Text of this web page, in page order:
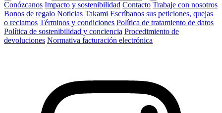
Conózcanos Impacto y sostenibilidad Contacto Trabaje con nosotros
Bonos de regalo Noticias Takami Escríbanos sus peticiones, quejas
o reclamos Términos y condiciones Política de tratamiento de datos
Política de sostenibilidad y conciencia Procedimiento de
devoluciones Normativa facturación electrónica